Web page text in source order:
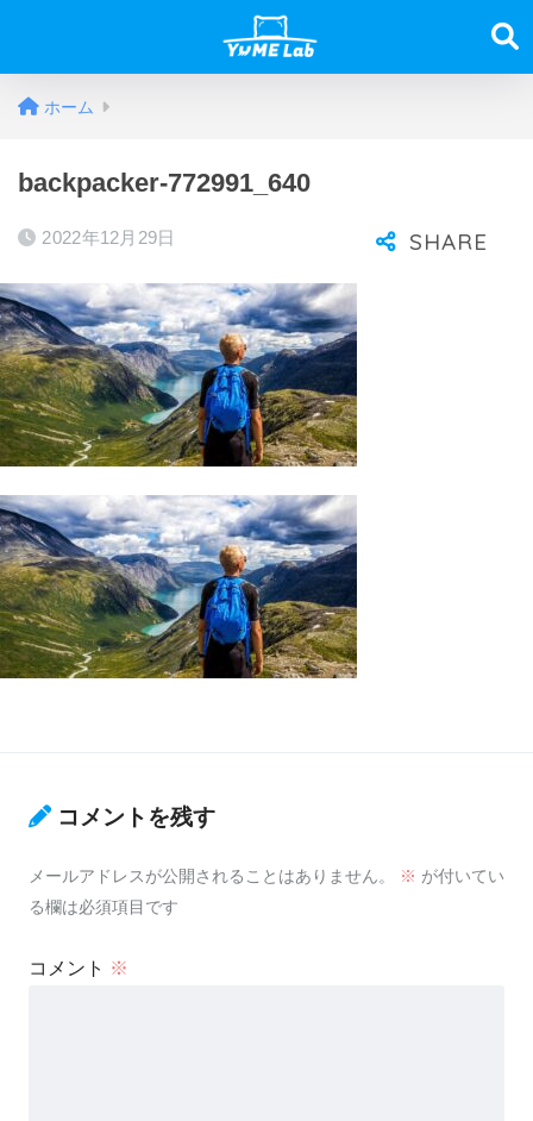
ホーム
backpacker-772991_640
2022年12月29日
コメントを残す
メールアドレスが公開されることはありません。 ※ が付いてい
る欄は必須項目です
コメント ※